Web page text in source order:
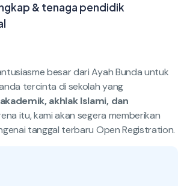
& tenaga pendidik
besar dari Ayah Bunda untuk
tercinta di sekolah yang
akademik, akhlak Islami, dan
itu, kami akan segera memberikan
tanggal terbaru Open Registration.